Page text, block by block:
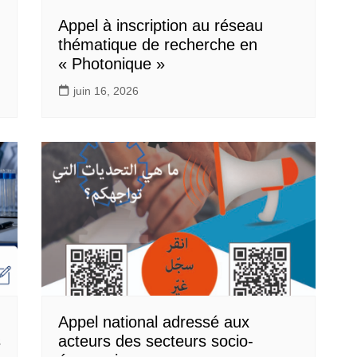
Appel à inscription au réseau
thématique de recherche en
« Photonique »
juin 16, 2026
Appel national adressé aux
acteurs des secteurs socio-